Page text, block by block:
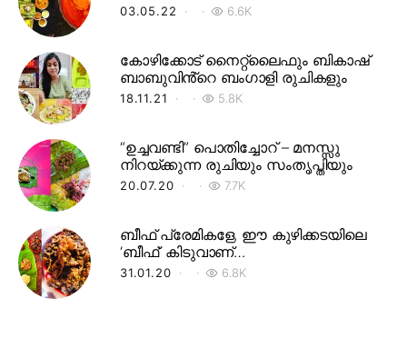
03.05.22 6.6K
കോഴിക്കോട് നൈറ്റ്‌ലൈഫും ബികാഷ്
ബാബുവിൻ്റെ ബംഗാളി രുചികളും
18.11.21 5.8K
“ഉച്ചവണ്ടി” പൊതിച്ചോറ് – മനസ്സു
നിറയ്ക്കുന്ന രുചിയും സംതൃപ്തിയും
20.07.20 7.7K
ബീഫ് പ്രേമികളേ, ഈ കുഴിക്കടയിലെ
‘ബീഫ്’ കിടുവാണ്…
31.01.20 6.8K